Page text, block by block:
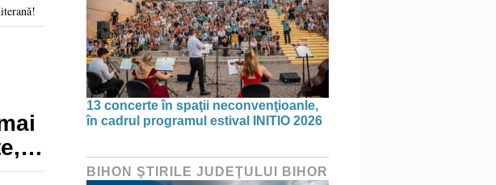
13 concerte în spaţii neconvenţioanle,
în cadrul programul estival INITIO 2026
BIHON ŞTIRILE JUDEŢULUI BIHOR